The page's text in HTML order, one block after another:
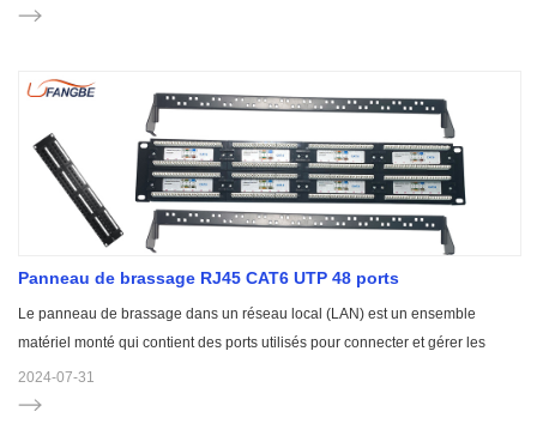
Panneau de brassage RJ45 CAT6 UTP 48 ports
Le panneau de brassage dans un réseau local (LAN) est un ensemble
matériel monté qui contient des ports utilisés pour connecter et gérer les
câbles LAN entrants et sortants. Un panneau de brassage permet de
conserver un grand nombre de câbles organisés, permettant une
2024-07-31